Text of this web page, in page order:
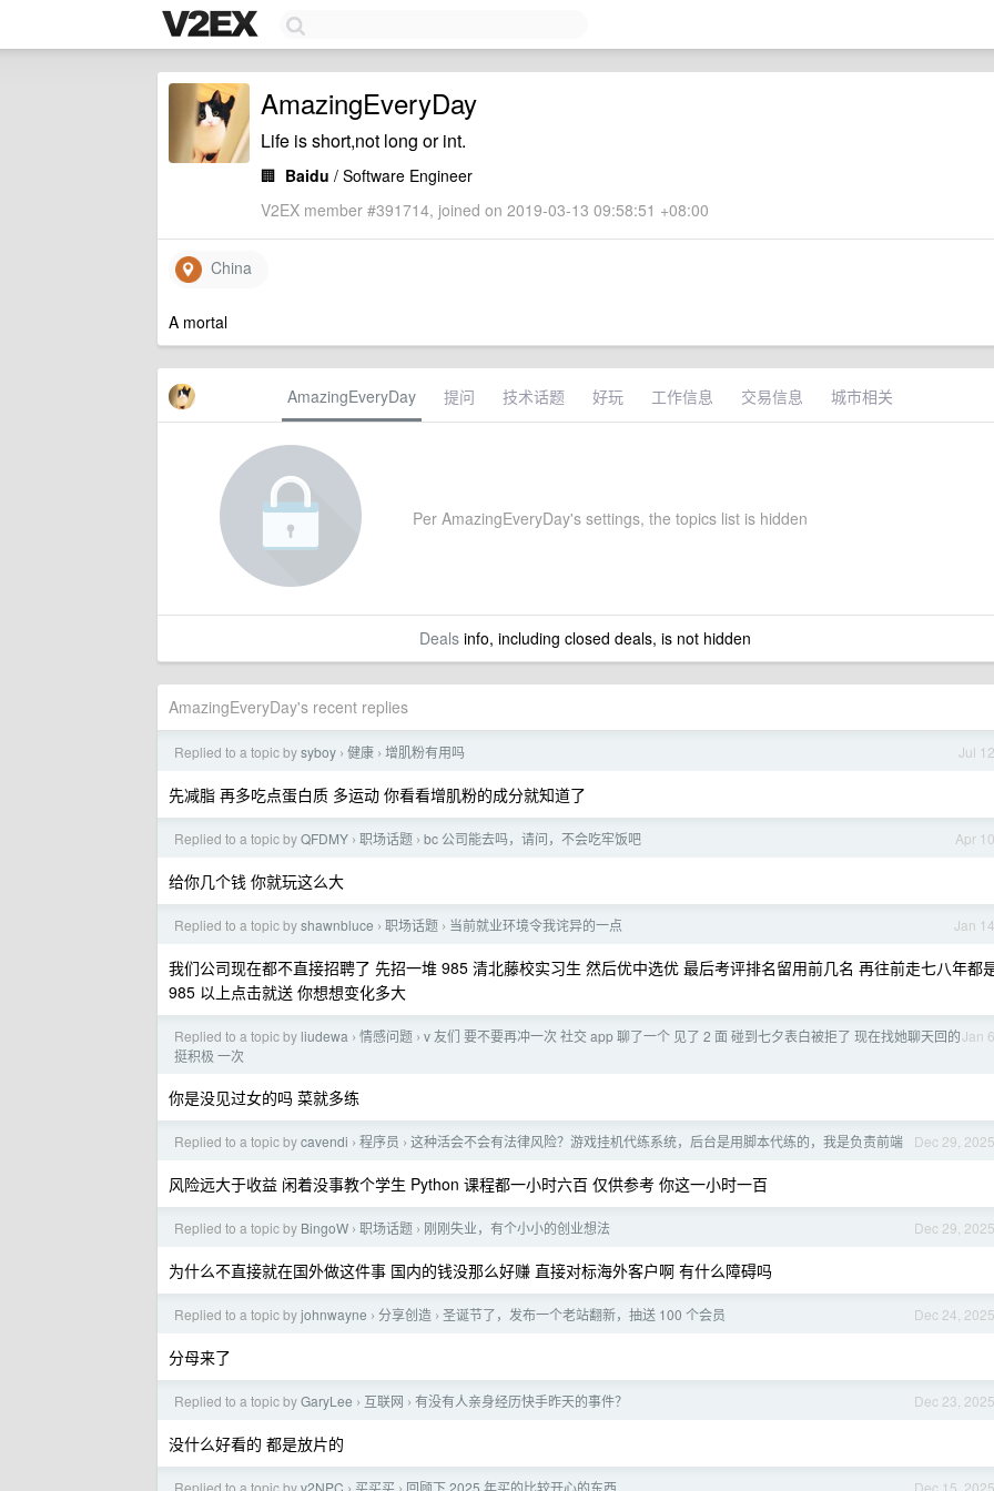
AmazingEveryDay
Life is short,not long or int.
🏢 Baidu / Software Engineer
V2EX member #391714, joined on 2019-03-13 09:58:51 +08:00
China
A mortal
AmazingEveryDay 提问 技术话题 好玩 工作信息 交易信息 城市相关
Per AmazingEveryDay's settings, the topics list is hidden
Dealsinfo, including closed deals, is not hidden
AmazingEveryDay's recent replies
Jul 12
Replied to a topic bysyboy › 健康 › 增肌粉有用吗
先减脂 再多吃点蛋白质 多运动 你看看增肌粉的成分就知道了
Apr 10
Replied to a topic byQFDMY › 职场话题 › bc 公司能去吗，请问，不会吃牢饭吧
给你几个钱 你就玩这么大
Jan 14
Replied to a topic byshawnbluce › 职场话题 › 当前就业环境令我诧异的一点
我们公司现在都不直接招聘了 先招一堆 985 清北藤校实习生 然后优中选优 最后考评排名留用前几名 再往前走七八年都
985 以上点击就送 你想想变化多大
Jan 6
Replied to a topic by liudewa › 情感问题 › v 友们 要不要再冲一次 社交 app 聊了一个 见了 2 面 碰到七夕表白被拒了 现在找她聊天回的
挺积极 一次
你是没见过女的吗 菜就多练
Dec 29, 2025
Replied to a topic bycavendi › 程序员 › 这种活会不会有法律风险？游戏挂机代练系统，后台是用脚本代练的，我是负责前端
风险远大于收益 闲着没事教个学生 Python 课程都一小时六百 仅供参考 你这一小时一百
Dec 29, 2025
Replied to a topic by BingoW › 职场话题 › 刚刚失业，有个小小的创业想法
为什么不直接就在国外做这件事 国内的钱没那么好赚 直接对标海外客户啊 有什么障碍吗
Dec 24, 2025
Replied to a topic byjohnwayne › 分享创造 › 圣诞节了，发布一个老站翻新，抽送 100 个会员
分母来了
Dec 23, 2025
Replied to a topic byGaryLee › 互联网 › 有没有人亲身经历快手昨天的事件？
没什么好看的 都是放片的
Dec 15, 2025
Replied to a topic byv2NPC 买买买 回顾下 2025 年买的比较开心的东西